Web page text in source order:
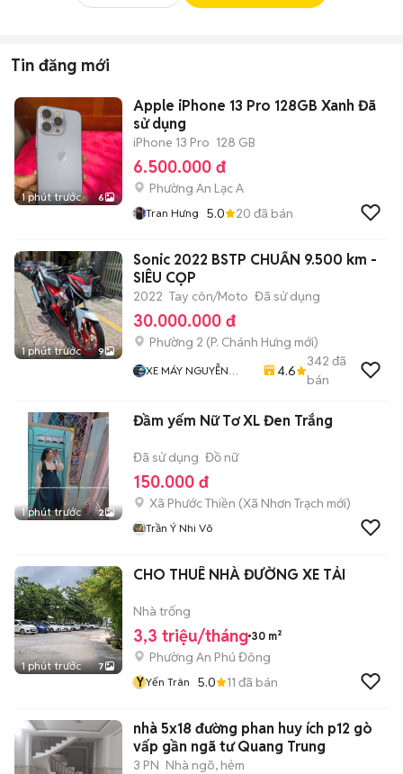
Tin đăng mới
1 phút trước 6
Apple iPhone 13 Pro 128GB Xanh Đã
sử dụng
iPhone 13 Pro 128 GB
6.500.000 đ
Phường An Lạc A
Tran Hưng 5.0 20 đã bán
1 phút trước 9
Sonic 2022 BSTP CHUẨN 9.500 km -
SIÊU CỌP
2022 Tay côn/Moto Đã sử dụng
30.000.000 đ
Phường 2 (P. Chánh Hưng mới)
XE MÁY NGUYỄN
4.6
342 đã
bán
1 phút trước 2
Đầm yếm Nữ Tơ XL Đen Trắng
Đã sử dụng Đồ nữ
150.000 đ
Xã Phước Thiền (Xã Nhơn Trạch mới)
Trần Ý Nhi Võ
1 phút trước 7
CHO THUÊ NHÀ ĐƯỜNG XE TẢI
Nhà trống
3,3 triệu/tháng 30 m²
Phường An Phú Đông
YYến Trân 5.0 11 đã bán
nhà 5x18 đường phan huy ích p12 gò
vấp gần ngã tư Quang Trung
3 PN Nhà ngõ, hẻm